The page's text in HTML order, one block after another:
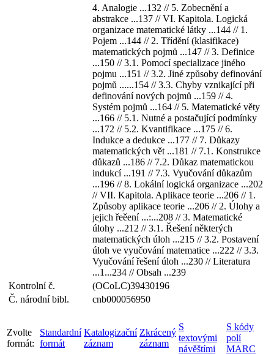
4. Analogie ...132 // 5. Zobecnění a
abstrakce ...137 // VI. Kapitola. Logická
organizace matematické látky ...144 // 1.
Pojem ...144 // 2. Třídění (klasifikace)
matematických pojmů ...147 // 3. Definice
...150 // 3.1. Pomocí specializace jiného
pojmu ...151 // 3.2. Jiné způsoby definování
pojmů ......154 // 3.3. Chyby vznikající při
definování nových pojmů ...159 // 4.
Systém pojmů ...164 // 5. Matematické věty
...166 // 5.1. Nutné a postačující podmínky
...172 // 5.2. Kvantifikace ...175 // 6.
Indukce a dedukce ...177 // 7. Důkazy
matematických vět ...181 // 7.1. Konstrukce
důkazů ...186 // 7.2. Důkaz matematickou
indukcí ...191 // 7.3. Vyučování důkazům
...196 // 8. Lokální logická organizace ...202
// VII. Kapitola. Aplikace teorie ...206 // 1.
Způsoby aplikace teorie ...206 // 2. Úlohy a
jejich řeěení ...:...208 // 3. Matematické
úlohy ...212 // 3.1. Řešení některých
matematických úloh ...215 // 3.2. Postavení
úloh ve vyučování matematice ...222 // 3.3.
Vyučování řešení úloh ...230 // Literatura
...1...234 // Obsah ...239
Kontrolní č.
(OCoLC)39430196
Č. národní bibl.
cnb000056950
Zvolte
formát:
Standardní
formát
Katalogizační
záznam
Zkrácený
záznam
S
textovými
návěštími
S kódy
polí
MARC